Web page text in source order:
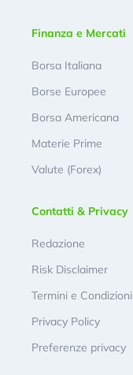
Finanza e Mercati
Borsa Italiana
Borse Europee
Borsa Americana
Materie Prime
Valute (Forex)
Contatti & Privacy
Redazione
Risk Disclaimer
Termini e Condizioni
Privacy Policy
Preferenze privacy